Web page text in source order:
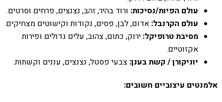
עולם הפיות/נסיכות: ורוד בהיר, זהב, נצנצים, פרחים וסרטים.
עולם הקרנבל: אדום, לבן, פסים, נקודות וקישוטים מצחיקים.
מסיבת טרופיקל: ירוק, כתום, צהוב, עלים גדולים ופירות
אקזוטיים.
יוניקורן / קשת בענן: צבעי פסטל, נצנצים, עננים וקשתות.
אלמנטים עיצוביים חשובים: